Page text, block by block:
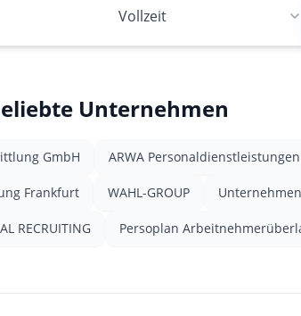
Unternehmen
GmbH ARWA
Frankfurt WAHL-GROUP
RECRUITING Persoplan